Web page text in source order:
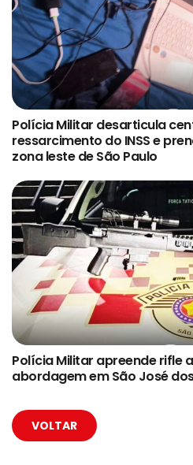
Polícia Militar desarticula
ressarcimento do INSS e
zona leste de São Paulo
Polícia Militar apreende rifle
abordagem em São José
VOLTAR